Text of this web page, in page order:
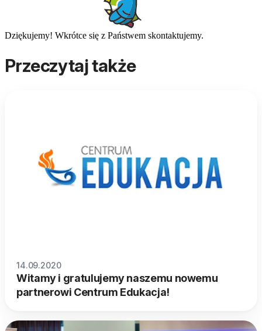
Dziękujemy! Wkrótce się z Państwem skontaktujemy.
Przeczytaj także
14.09.2020
Witamy i gratulujemy naszemu nowemu
partnerowi Centrum Edukacja!